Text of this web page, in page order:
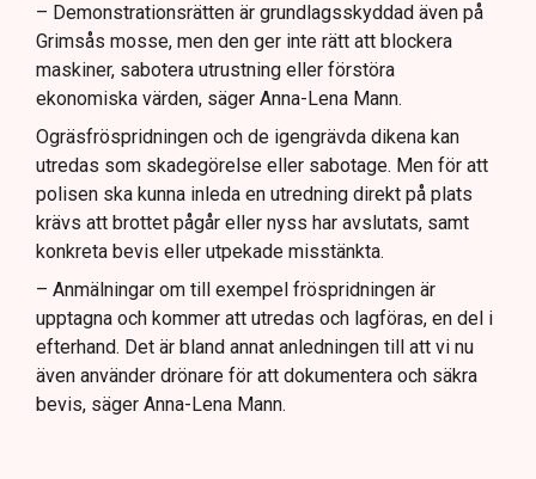
– Demonstrationsrätten är grundlagsskyddad även på
Grimsås mosse, men den ger inte rätt att blockera
maskiner, sabotera utrustning eller förstöra
ekonomiska värden, säger Anna-Lena Mann.
Ogräsfröspridningen och de igengrävda dikena kan
utredas som skadegörelse eller sabotage. Men för att
polisen ska kunna inleda en utredning direkt på plats
krävs att brottet pågår eller nyss har avslutats, samt
konkreta bevis eller utpekade misstänkta.
– Anmälningar om till exempel fröspridningen är
upptagna och kommer att utredas och lagföras, en del i
efterhand. Det är bland annat anledningen till att vi nu
även använder drönare för att dokumentera och säkra
bevis, säger Anna-Lena Mann.